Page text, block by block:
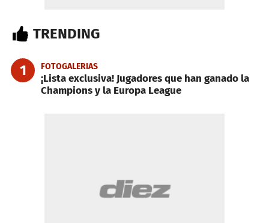
TRENDING
1 FOTOGALERIAS
¡Lista exclusiva! Jugadores que han ganado la
Champions y la Europa League